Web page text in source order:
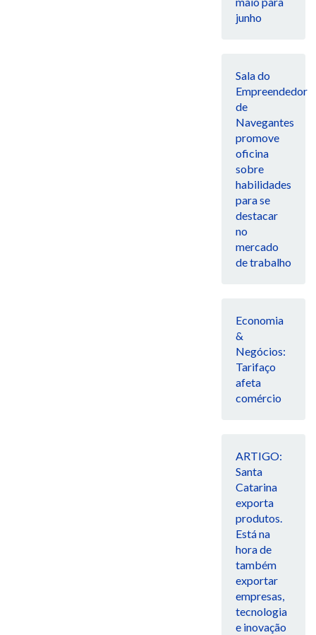
junho
Sala do
Empreendedor
de
Navegantes
promove
oficina
sobre
habilidades
para se
destacar
no
mercado
de trabalho
Economia
&
Negócios:
Tarifaço
afeta
comércio
ARTIGO:
Santa
Catarina
exporta
produtos.
Está na
hora de
também
exportar
empresas,
tecnologia
e inovação